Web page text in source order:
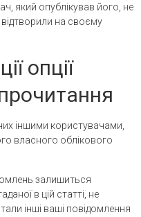
який опублікував його, не
на своєму
опції
іншими користувачами,
власного облікового
залишиться
в цій статті, не
інші ваші повідомлення